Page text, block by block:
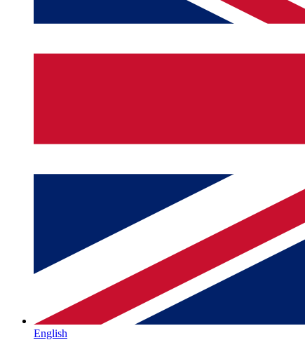
English